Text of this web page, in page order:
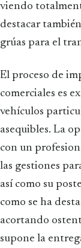
viendo
destacar
grúas para el
El proceso de
comerciales es
vehículos
asequibles. La
con un
las gestiones
así como su
como se ha
acortando
supone la